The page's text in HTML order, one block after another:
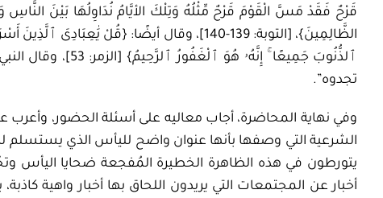
قَرْحٌ فَقَدْ مَسَّ الْقَوْمَ قَرْحٌ مِّثْلُهُ وَتِلْكَ الأيَّامُ نُدَاوِلُهَا بَيْنَ النَّاسِ
الظَّالِمِينَ}، [التوبة: 139-140]، وقال أيضًا: {قُلْ يَٰعِبَادِىَ ٱلَّذِينَ
ٱلذُّنُوبَ جَمِيعًا ۚ إِنَّهُۥ هُوَ ٱلْغَفُورُ ٱلرَّحِيمُ} [الزمر:
وقال
تجدوه” .
وفي نهاية المحاضرة، أجاب معاليه على أسئلة الحضور، وأعرب
الشرعية التي وصفها بأنها عنوان واضح لليأس الذي يستسلم
يتورطون في هذه الظاهرة الخطيرة المُفجعة ضحايا اليأس
أخبار عن المجتمعات التي يريدون اللحاق بها أخبار واهية